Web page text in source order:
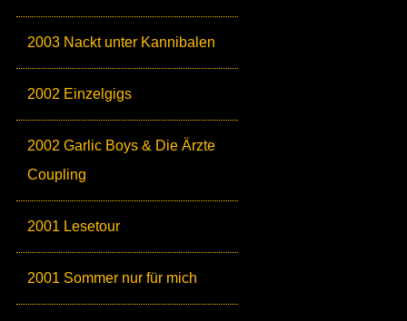
2003 Nackt unter Kannibalen
2002 Einzelgigs
2002 Garlic Boys & Die Ärzte
Coupling
2001 Lesetour
2001 Sommer nur für mich